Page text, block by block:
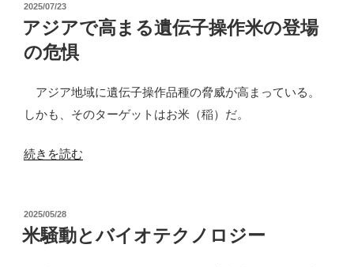
編
集」
生
検
が
さ
投
稿
日:
2025/07/23
アジアで高まる遺伝子操作米の登場
の危惧
アジア地域に遺伝子操作品種の脅威が高まっている。
しかも、そのターゲットはお米（稲）だ。
“ア
で
高
続きを読む
投
稿
日:
2025/05/28
米騒動とバイオテクノロジー